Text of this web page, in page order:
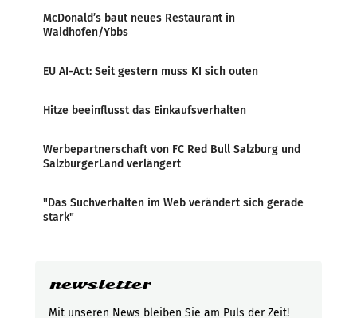
McDonald’s baut neues Restaurant in
Waidhofen/Ybbs
EU AI-Act: Seit gestern muss KI sich outen
Hitze beeinflusst das Einkaufsverhalten
Werbepartnerschaft von FC Red Bull Salzburg und
SalzburgerLand verlängert
"Das Suchverhalten im Web verändert sich gerade
stark"
newsletter
Mit unseren News bleiben Sie am Puls der Zeit!